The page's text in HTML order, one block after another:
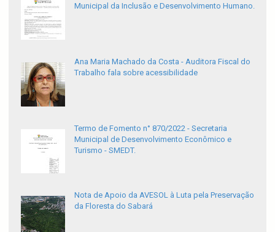
Municipal da Inclusão e Desenvolvimento Humano.
Ana Maria Machado da Costa - Auditora Fiscal do
Trabalho fala sobre acessibilidade
Termo de Fomento n° 870/2022 - Secretaria
Municipal de Desenvolvimento Econômico e
Turismo - SMEDT.
Nota de Apoio da AVESOL à Luta pela Preservação
da Floresta do Sabará